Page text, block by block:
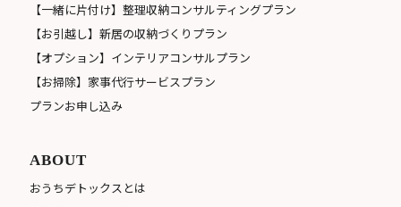
【一緒に片付け】整理収納コンサルティングプラン
【お引越し】新居の収納づくりプラン
【オプション】インテリアコンサルプラン
【お掃除】家事代行サービスプラン
プランお申し込み
ABOUT
おうちデトックスとは